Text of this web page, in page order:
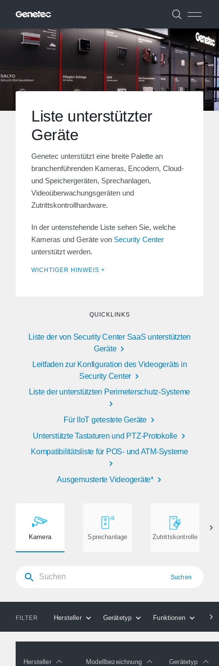
Liste unterstützter
Geräte
Genetec unterstützt eine breite Palette an
branchenführenden Kameras, Encodern, Cloud-
und Speichergeräten, Sprechanlagen,
Videoüberwachungsgeräten und
Zutrittskontrollhardware.
In der untenstehende Liste sehen Sie, welche
Kameras und Geräte von Security Center
unterstützt werden.
WICHTIGER HINWEIS +
QUICKLINKS
Liste der von Security Center SaaS unterstützten
Geräte
Leitfaden zur Konfiguration des Videogeräts in
Security Center
Liste der unterstützten Perimeterschutz-Systeme
Für IIoT getestete Geräte
Unterstützte Tastaturen und PTZ-Protokolle
Kompatibilitätsliste für POS- und ATM-Systeme
Ausgemusterte Videogeräte*
Kamera Sprechanlage Zutrittskontrolle
Suchen
FILTER Hersteller Gerätetyp Funktionen
Hersteller Modellbezeichnung Gerätetyp